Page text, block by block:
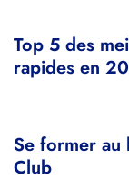
Top 5 des
rapides en
Se former au
Club